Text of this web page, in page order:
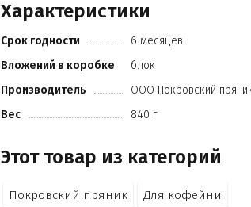
Характеристики
Срок годности
6 месяцев
Вложений в коробке
блок
Производитель
ООО Покровский
Вес
840 г
Этот товар из категорий
Покровский пряник Для кофейни